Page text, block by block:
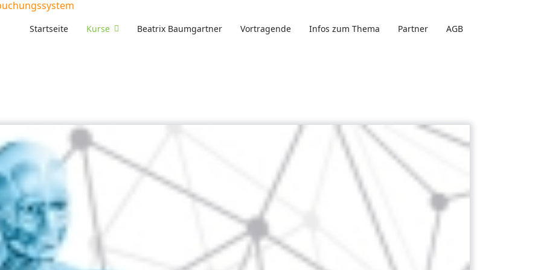
Startseite Kurse Beatrix Baumgartner Vortragende Infos zum Thema Partner AGB